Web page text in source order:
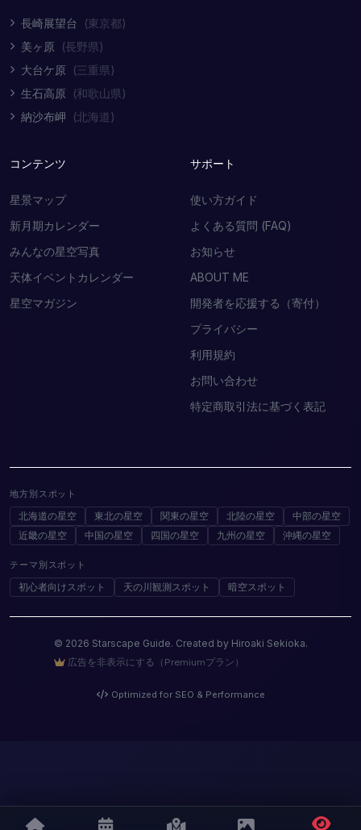
長崎展望台
(東京都)
美ヶ原 (長野県)
大台ケ原 (三重県)
生石高原 (和歌山県)
納沙布岬
(北海道)
コンテンツ
星景マップ
新月期カレンダー
みんなの星空写真
天体イベントカレンダー
星空マガジン
サポート
使い方ガイド
よくある質問 (FAQ)
お知らせ
ABOUT ME
開発者を応援する（寄付）
プライバシー
利用規約
お問い合わせ
特定商取引法に基づく表記
地方別スポット
北海道の星空 東北の星空 関東の星空 北陸の星空
中部の星空
近畿の星空
中国の星空 四国の星空 九州の星空 沖縄の星空
テーマ別スポット
初心者向けスポット 天の川観測スポット 暗空スポット
© 2026 Starscape Guide. Created by Hiroaki Sekioka.
広告を非表示にする（Premiumプラン）
Optimized for SEO & Performance